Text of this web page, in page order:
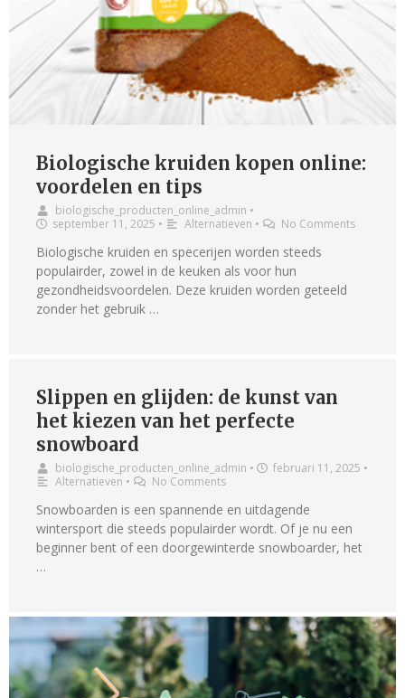
Biologische kruiden kopen online:
voordelen en tips
biologische_producten_online_admin •
september 11, 2025 • Alternatieven • No Comments
Biologische kruiden en specerijen worden steeds
populairder, zowel in de keuken als voor hun
gezondheidsvoordelen. Deze kruiden worden geteeld
zonder het gebruik …
Slippen en glijden: de kunst van
het kiezen van het perfecte
snowboard
biologische_producten_online_admin • februari 11, 2025 •
Alternatieven • No Comments
Snowboarden is een spannende en uitdagende
wintersport die steeds populairder wordt. Of je nu een
beginner bent of een doorgewinterde snowboarder, het
…